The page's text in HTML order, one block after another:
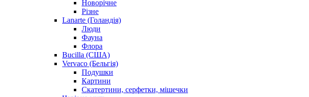
Новорічне
Різне
Lanarte (Голандія)
Люди
Фауна
Флора
Bucilla (США)
Vervaco (Бельгія)
Подушки
Картини
Скатертини, серфетки, мішечки